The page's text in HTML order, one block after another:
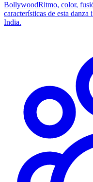
BollywoodRitmo, color,
características de esta
India.